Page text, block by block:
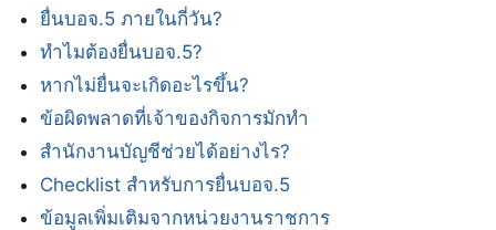
ยื่นบอจ.5 ภายในกี่วัน?
ทำไมต้องยื่นบอจ.5?
หากไม่ยื่นจะเกิดอะไรขึ้น?
ข้อผิดพลาดที่เจ้าของกิจการมักทำ
สำนักงานบัญชีช่วยได้อย่างไร?
Checklist สำหรับการยื่นบอจ.5
ข้อมูลเพิ่มเติมจากหน่วยงานราชการ